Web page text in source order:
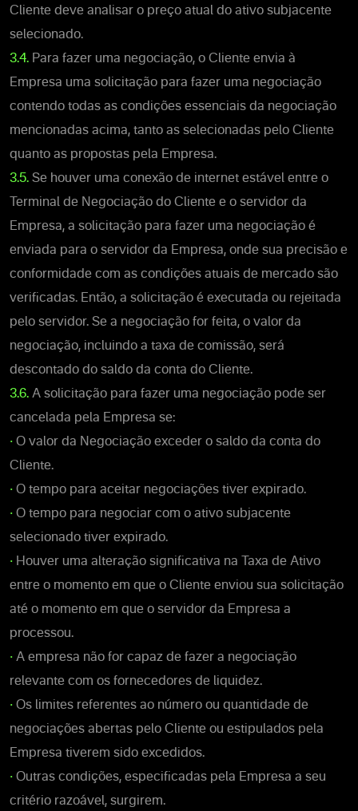
Cliente deve analisar o preço atual do ativo subjacente
selecionado.
3.4. Para fazer uma negociação, o Cliente envia à
Empresa uma solicitação para fazer uma negociação
contendo todas as condições essenciais da negociação
mencionadas acima, tanto as selecionadas pelo Cliente
quanto as propostas pela Empresa.
3.5. Se houver uma conexão de internet estável entre o
Terminal de Negociação do Cliente e o servidor da
Empresa, a solicitação para fazer uma negociação é
enviada para o servidor da Empresa, onde sua precisão e
conformidade com as condições atuais de mercado são
verificadas. Então, a solicitação é executada ou rejeitada
pelo servidor. Se a negociação for feita, o valor da
negociação, incluindo a taxa de comissão, será
descontado do saldo da conta do Cliente.
3.6. A solicitação para fazer uma negociação pode ser
cancelada pela Empresa se:
• O valor da Negociação exceder o saldo da conta do
Cliente.
• O tempo para aceitar negociações tiver expirado.
• O tempo para negociar com o ativo subjacente
selecionado tiver expirado.
• Houver uma alteração significativa na Taxa de Ativo
entre o momento em que o Cliente enviou sua solicitação
até o momento em que o servidor da Empresa a
processou.
• A empresa não for capaz de fazer a negociação
relevante com os fornecedores de liquidez.
• Os limites referentes ao número ou quantidade de
negociações abertas pelo Cliente ou estipulados pela
Empresa tiverem sido excedidos.
• Outras condições, especificadas pela Empresa a seu
critério razoável, surgirem.